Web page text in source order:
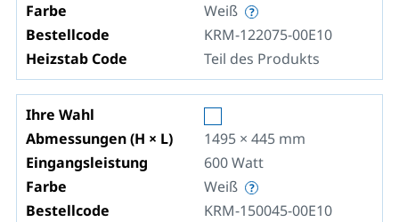
Farbe
Weiß
Bestellcode
KRM-122075-00E10
Heizstab Code
Teil des Produkts
Ihre Wahl
Abmessungen (H × L)
1495 × 445 mm
Eingangsleistung
600Watt
Farbe
Weiß
Bestellcode
KRM-150045-00E10